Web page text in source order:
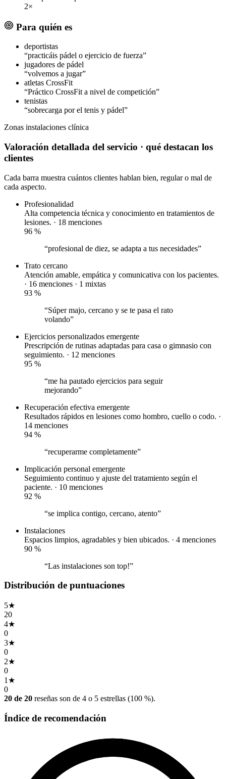
2×
Para quién es
deportistas
“practicáis pádel o ejercicio de fuerza”
jugadores de pádel
“volvemos a jugar”
atletas CrossFit
“Práctico CrossFit a nivel de competición”
tenistas
“sobrecarga por el tenis y pádel”
Zonas instalaciones clínica
Valoración detallada del servicio · qué destacan los
clientes
Cada barra muestra cuántos clientes hablan bien, regular o mal de
cada aspecto.
Profesionalidad
Alta competencia técnica y conocimiento en tratamientos de
lesiones. · 18 menciones
96 %
“profesional de diez, se adapta a tus necesidades”
Trato cercano
Atención amable, empática y comunicativa con los pacientes.
· 16 menciones · 1 mixtas
93 %
“Súper majo, cercano y se te pasa el rato
volando”
Ejercicios personalizados emergente
Prescripción de rutinas adaptadas para casa o gimnasio con
seguimiento. · 12 menciones
95 %
“me ha pautado ejercicios para seguir
mejorando”
Recuperación efectiva emergente
Resultados rápidos en lesiones como hombro, cuello o codo. ·
14 menciones
94 %
“recuperarme completamente”
Implicación personal emergente
Seguimiento continuo y ajuste del tratamiento según el
paciente. · 10 menciones
92 %
“se implica contigo, cercano, atento”
Instalaciones
Espacios limpios, agradables y bien ubicados. · 4 menciones
90 %
“Las instalaciones son top!”
Distribución de puntuaciones
5★
20
4★
0
3★
0
2★
0
1 ★
0
20 de 20 reseñas son de 4 o 5 estrellas (100 %).
Índice de recomendación